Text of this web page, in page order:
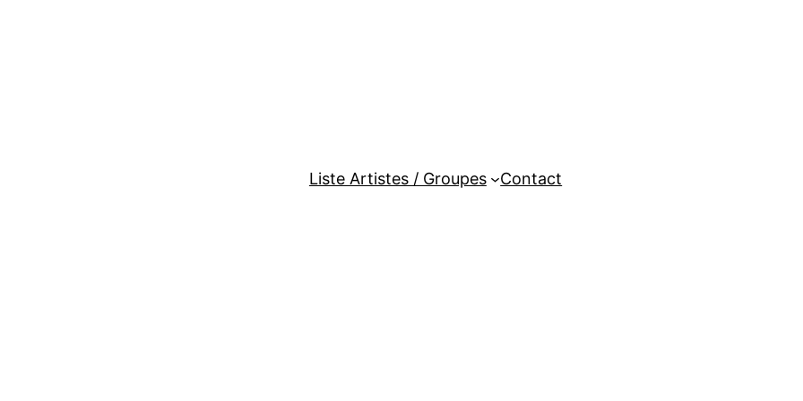
Liste Artistes / Groupes Contact